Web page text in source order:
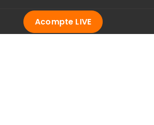
Acompte LIVE